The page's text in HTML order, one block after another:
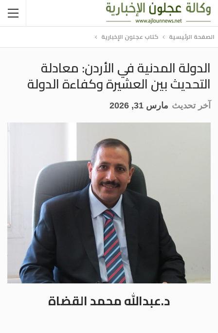
الصفحة الرئيسية كتاب عجلون الإخبارية
الدولة المدنية في الأردن: معادلة
التحديث بين العشيرة وكفاءة الدولة
آخر تحديث مارس 31, 2026
د.عبدالله محمد القضاة